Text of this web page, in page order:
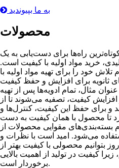
به ما بپیوندید
محصولات
راه‌ها برای دست‌یابی به یک
خرید مواد اولیه با کیفیت است.
تلاش خود را برای تهیه مواد اولیه با
ثانویه برای افزایش و حفظ کیفیت
مثال، تمام ادویه‌ها پس از تهیه
افزایش کیفیت، تصفیه می‌شوند تا از
و برای حفظ این کیفیت، کنترل‌ها و
تا محصول با همان کیفیت به دست
بسته‌بندی‌های مقوایی محصولات از
می‌شود. امید است با نظرات و
بتوانیم محصولی با کیفیت بهتر از
کیفیت در تولید از اهمیت بالایی
برخوردار است.